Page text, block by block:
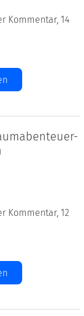
Kommentar, 14
Kommentar, 12